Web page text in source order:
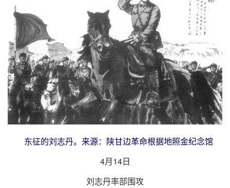
东征的刘志丹。来源：陕甘边革命根据地照金纪念馆
4月14日
刘志丹率部围攻